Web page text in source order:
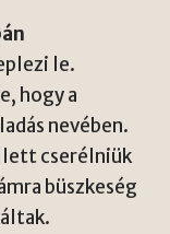
le.
hogy a
nevében.
cserélniük
büszkeség